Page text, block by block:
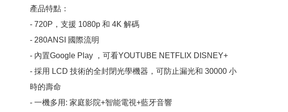
產品特點：
- 720P，支援 1080p 和 4K 解碼
- 280ANSI 國際流明
- 內置Google Play ，可看YOUTUBE NETFLIX DISNEY+
- 採用 LCD 技術的全封閉光學機器，可防止漏光和 30000 小
時的壽命
- 一機多用: 家庭影院+智能電視+藍牙音響